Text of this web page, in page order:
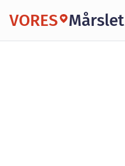
VORES Mårslet